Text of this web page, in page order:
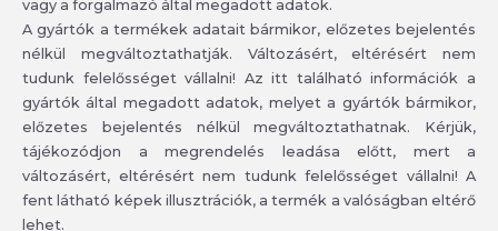
vagy a forgalmazó által megadott adatok.
A gyártók a termékek adatait bármikor, előzetes bejelentés
nélkül megváltoztathatják. Változásért, eltérésért nem
tudunk felelősséget vállalni! Az itt található információk a
gyártók által megadott adatok, melyet a gyártók bármikor,
előzetes bejelentés nélkül megváltoztathatnak. Kérjük,
tájékozódjon a megrendelés leadása előtt, mert a
változásért, eltérésért nem tudunk felelősséget vállalni! A
fent látható képek illusztrációk, a termék a valóságban eltérő
lehet.